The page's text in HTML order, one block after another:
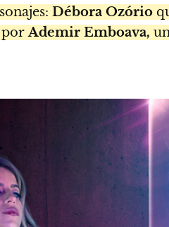
Débora Ozório
porAdemir Emboava,